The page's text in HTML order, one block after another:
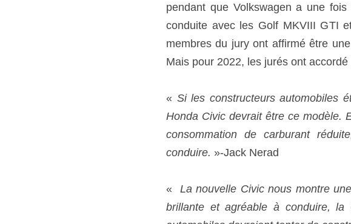
pendant que Volkswagen a une
conduite avec les Golf MKVIII GTI
membres du jury ont affirmé être
Mais pour 2022, les jurés ont
« Si les constructeurs automobiles
Honda Civic devrait être ce modèle.
consommation de carburant
conduire. »-Jack Nerad
« La nouvelle Civic nous montre
brillante et agréable à conduire,